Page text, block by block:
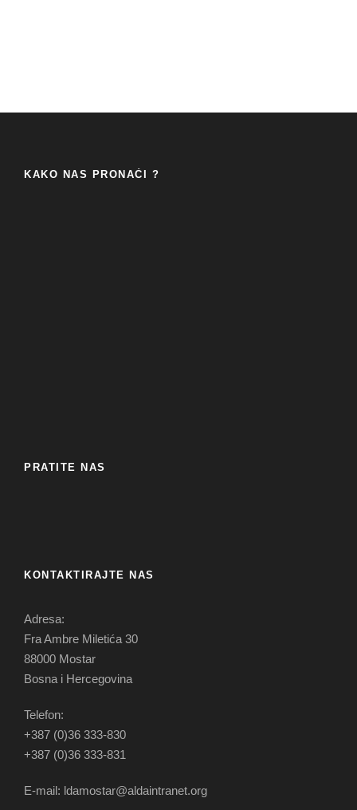
KAKO NAS PRONAĆI ?
PRATITE NAS
KONTAKTIRAJTE NAS
Adresa:
Fra Ambre Miletića 30
88000 Mostar
Bosna i Hercegovina
Telefon:
+387 (0)36 333-830
+387 (0)36 333-831
E-mail: ldamostar@aldaintranet.org